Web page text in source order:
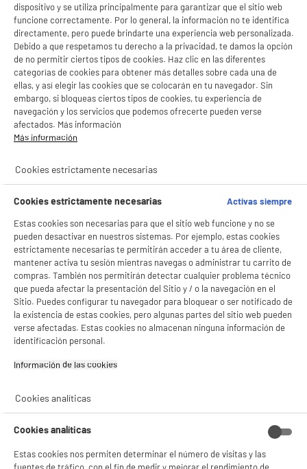
product_anchor_characteristics
4€96
Características
Marca
Características adicionales
Descubre nuestra Marca y
nuestros Productos
Rechazar todas
Con el fin de mejorar tu experiencia, y tras tu consentimiento, ELECTRO DEPOT
y sus socios utilizan cookies que procesan tus datos personales para:
- compartir contenido adaptado a tus preferencias
- ofrecer publicidad y comunicaciones personalizadas
- facilitar el intercambio de contenido en las redes sociales
- analizar el tráfico en nuestro sitio web Consulta la política de cookies.
Consulta la política de cookies..
Si aceptas, la experiencia será aún mejor. Si no acepta, se utilizarán cookies
estadísticas anónimas basadas en tu navegación. Puedes oponerte a su uso
gestionando sus cookies.
¡Buena visita!
✔ ACEPTAR TODAS
dispositivo y se utiliza principalmente para garantizar que el sitio web
funcione correctamente. Por lo general, la información no te identifica
directamente, pero puede brindarte una experiencia web personalizada.
Debido a que respetamos tu derecho a la privacidad, te damos la opción
de no permitir ciertos tipos de cookies. Haz clic en las diferentes
categorías de cookies para obtener más detalles sobre cada una de
ellas, y así elegir las cookies que se colocarán en tu navegador. Sin
embargo, si bloqueas ciertos tipos de cookies, tu experiencia de
navegación y los servicios que podemos ofrecerte pueden verse
afectados. Más información
Más información
Cookies estrictamente necesarias
Cookies estrictamente necesarias
Activas siempre
Estas cookies son necesarias para que el sitio web funcione y no se
pueden desactivar en nuestros sistemas. Por ejemplo, estas cookies
estrictamente necesarias te permitirán acceder a tu área de cliente,
mantener activa tu sesión mientras navegas o administrar tu carrito de
compras. También nos permitirán detectar cualquier problema técnico
que pueda afectar la presentación del Sitio y / o la navegación en el
Sitio. Puedes configurar tu navegador para bloquear o ser notificado de
la existencia de estas cookies, pero algunas partes del sitio web pueden
verse afectadas. Estas cookies no almacenan ninguna información de
identificación personal.
Información de las cookies‎
Cookies analíticas
Cookies analíticas
Estas cookies nos permiten determinar el número de visitas y las
fuentes de tráfico, con el fin de medir y mejorar el rendimiento de